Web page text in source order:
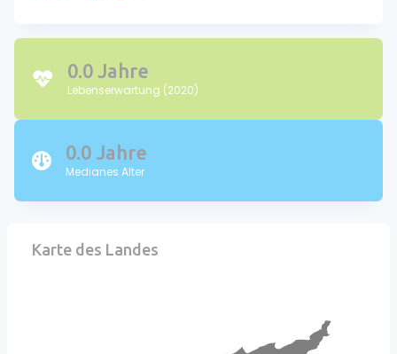
0.0 Jahre
Lebenserwartung (2020)
0.0 Jahre
Medianes Alter
Karte des Landes